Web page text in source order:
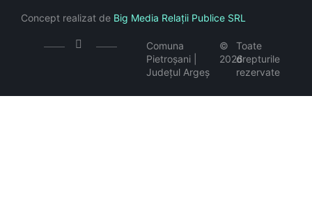
Comuna
Pietroșani |
Județul Argeș
©
2026
Toate
drepturile
rezervate
Concept realizat de Big Media Relații Publice SRL